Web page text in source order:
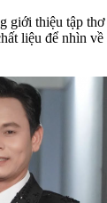
giới thiệu tập thơ
liệu để nhìn